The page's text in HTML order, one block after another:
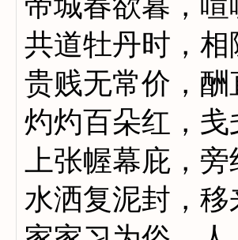
共道牡丹时，
贵贱无常价，
灼灼百朵红，
上张幄幕庇，
水洒复泥封，